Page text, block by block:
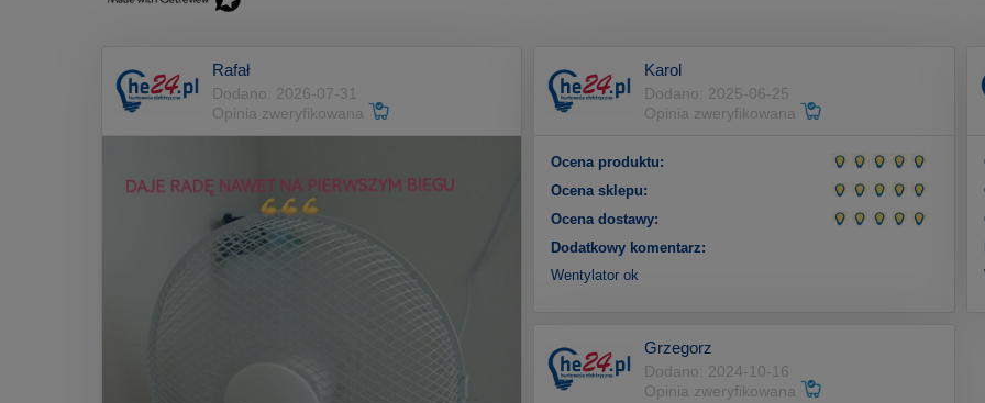
Rafał
Dodano: 2026-07-31
Opinia zweryfikowana
Karol
Dodano: 2025-06-25
Opinia zweryfikowana
Ocena produktu:
Ocena sklepu:
Ocena dostawy:
Dodatkowy komentarz:
Wentylator ok
Grzegorz
Dodano: 2024-10-16
Opinia zweryfikowana